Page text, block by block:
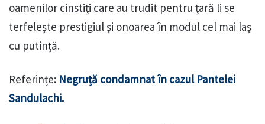
oamenilor cinstiţi care au trudit pentru ţară li se
terfeleşte prestigiul şi onoarea în modul cel mai laş
cu putinţă.
Referințe: Negruță condamnat în cazul Pantelei
Sandulachi.